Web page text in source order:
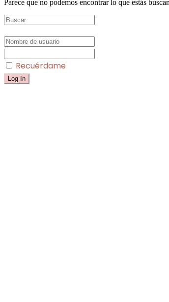
Parece que no podemos encontrar lo que estás
Recuérdame